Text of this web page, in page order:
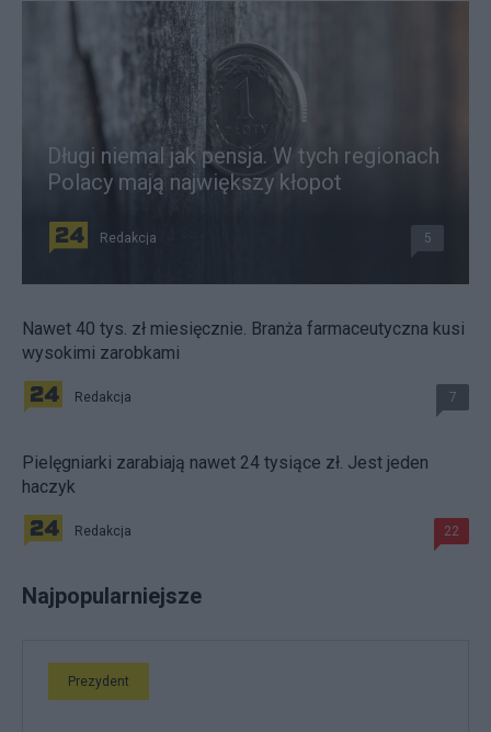
Długi niemal jak pensja. W tych regionach
Polacy mają największy kłopot
Redakcja 5
Nawet 40 tys. zł miesięcznie. Branża farmaceutyczna kusi
wysokimi zarobkami
Redakcja 7
Pielęgniarki zarabiają nawet 24 tysiące zł. Jest jeden
haczyk
Redakcja 22
Najpopularniejsze
Prezydent